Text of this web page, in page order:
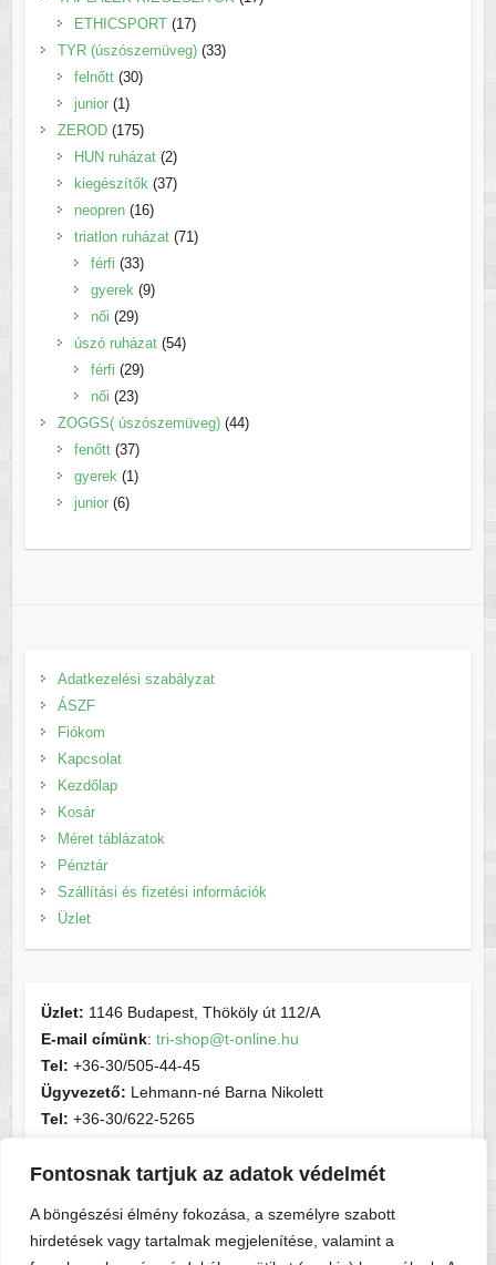
Fontosnak tartjuk az adatok védelmét
A böngészési élmény fokozása, a személyre szabott
hirdetések vagy tartalmak megjelenítése, valamint a
ETHICSPORT 1717
termék
TYR (úszószemüveg) 3333
felnőtt 3030
junior 11
termék
ZEROD 175175
termék
HUN ruházat 22
termék
kiegészítők 3737
neopren 1616
termék
triatlon ruházat 7171
férfi 3333
termék
gyerek 99
női 2929
termék
úszó ruházat 5454
férfi 2929
termék
női 2323
termék
ZOGGS( úszószemüveg) 4444
fenőtt 3737
termék
gyerek 11
junior 66
Adatkezelési szabályzat
ÁSZF
Fiókom
Kapcsolat
Kezdőlap
Kosár
Méret táblázatok
Pénztár
Szállítási és fizetési információk
Üzlet
Üzlet: 1146 Budapest, Thököly út 112/A
E-mail címünk: tri-shop@t-online.hu
Tel: +36-30/505-44-45
Ügyvezető: Lehmann-né Barna Nikolett
Tel: +36-30/622-5265
Cégjegyzékszám:cg05-06-015156